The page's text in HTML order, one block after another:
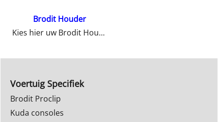
Brodit Houder
Kies hier uw Brodit Houder
Voertuig Specifiek
Brodit Proclip
Kuda consoles